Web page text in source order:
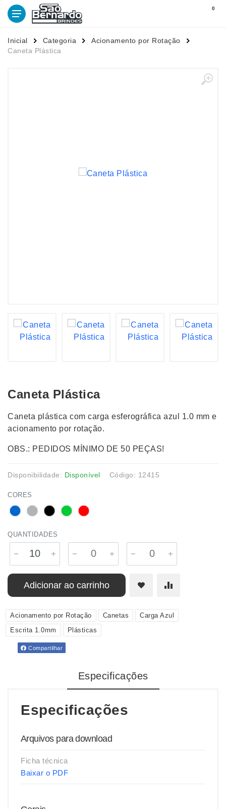
0
Inicial Categoria
Acionamento por Rotação
Caneta Plástica
Caneta Plástica
Caneta plástica com carga esferográfica azul 1.0 mm e
acionamento por rotação.
OBS.: PEDIDOS MÍNIMO DE 50 PEÇAS!
Disponibilidade: Disponível Código: 12415
CORES
QUANTIDADES
Adicionar ao carrinho
Acionamento por Rotação Canetas
Carga Azul
Escrita 1.0mm
Plásticas
Compartilhar
Especificações
Especificações
Arquivos para download
Ficha técnica
Baixar o PDF